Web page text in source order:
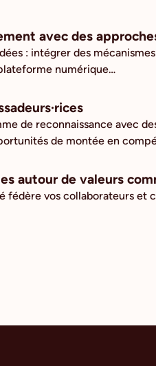
avec des
: intégrer des
numérique…
de reconnaissance avec
de montée en
autour de valeurs
fédère vos collaborateurs et